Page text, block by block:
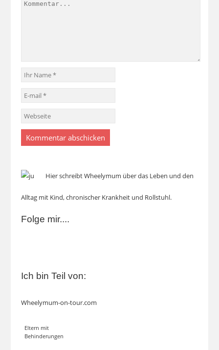
Hier schreibt Wheelymum über das Leben und den
Alltag mit Kind, chronischer Krankheit und Rollstuhl.
Folge mir....
Ich bin Teil von:
Wheelymum-on-tour.com
Eltern mit
Behinderungen